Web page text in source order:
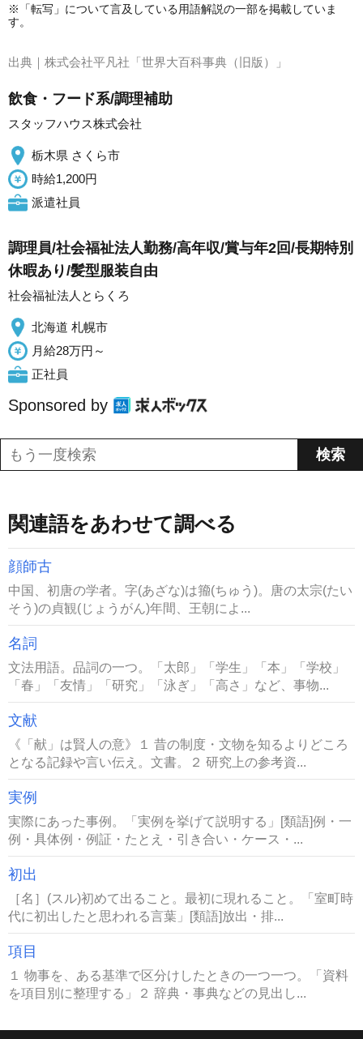
※「転写」について言及している用語解説の一部を掲載していま
す。
出典｜ 株式会社平凡社「世界大百科事典（旧版）」
飲食・フード系/調理補助
スタッフハウス株式会社
栃木県 さくら市
時給1,200円
派遣社員
調理員/社会福祉法人勤務/高年収/賞与年2回/長期特別
休暇あり/髪型服装自由
社会福祉法人とらくろ
北海道 札幌市
月給28万円～
正社員
Sponsored by
関連語をあわせて調べる
顔師古
中国、初唐の学者。字(あざな)は籀(ちゅう)。唐の太宗(たい
そう)の貞観(じょうがん)年間、王朝によ...
名詞
文法用語。品詞の一つ。「太郎」「学生」「本」「学校」
「春」「友情」「研究」「泳ぎ」「高さ」など、事物...
文献
《「献」は賢人の意》１ 昔の制度・文物を知るよりどころ
となる記録や言い伝え。文書。２ 研究上の参考資...
実例
実際にあった事例。「実例を挙げて説明する」[類語]例・一
例・具体例・例証・たとえ・引き合い・ケース・...
初出
［名］(スル)初めて出ること。最初に現れること。「室町時
代に初出したと思われる言葉」[類語]放出・排...
項目
１ 物事を、ある基準で区分けしたときの一つ一つ。「資料
を項目別に整理する」２ 辞典・事典などの見出し...